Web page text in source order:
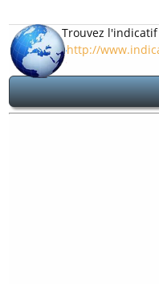
Trouvez l'indicatif
http://